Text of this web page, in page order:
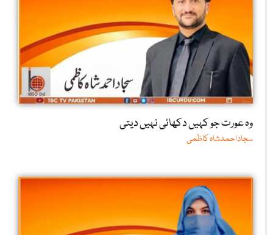
وہ عورت جو کہیں دکھائی نہیں دیتی
سجاداحمدشاہ کاظمی